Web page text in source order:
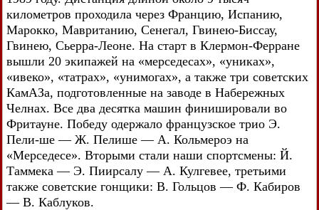
километров проходила через Францию, Испанию,
Марокко, Мавританию, Сенегал, Гвинею-Биссау,
Гвинею, Сьерра-Леоне. На старт в Клермон-Ферране
вышли 20 экипажей на «мерседесах», «униках»,
«ивеко», «татрах», «унимогах», а также три советских
КамАЗа, подготовленные на заводе в Набережных
Челнах. Все два десятка машин финишировали во
Фритауне. Победу одержало французское трио Э.
Пели-ше — Ж. Пелише — А. Кольмероэ на
«Мерседесе». Вторыми стали наши спортсмены: Й.
Таммека — Э. Пиирсалу — А. Кулгевее, третьими
также советские гонщики: В. Гольцов — Ф. Кабиров
— В. Каблуков.